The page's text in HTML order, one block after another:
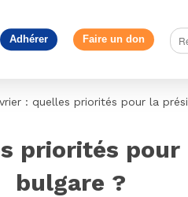
Adhérer Faire un don
: quelles priorités pour la
priorités pour
bulgare ?